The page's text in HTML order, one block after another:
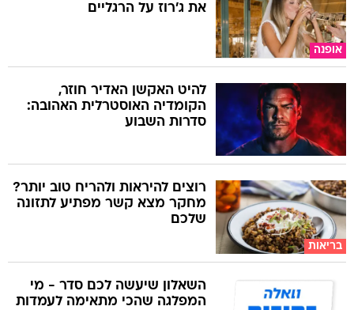
אופנה
את ג'רוז על הרגליים
להיט האקשן האדיר חוזר,
הקומדיה האוסטרלית האהובה:
סדרות השבוע
בריאות
רוצים להיראות ולהריח טוב יותר?
מחקר מצא קשר מפתיע לתזונה
שלכם
השאלון שיעשה לכם סדר - מי
המפלגה שהכי מתאימה לעמדות